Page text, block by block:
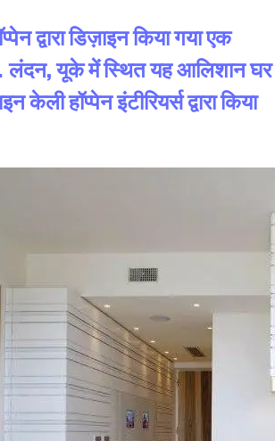
द्वारा डिज़ाइन किया गया एक
लंदन, यूके में स्थित यह आलिशान घर
केली हॉप्पेन इंटीरियर्स द्वारा किया